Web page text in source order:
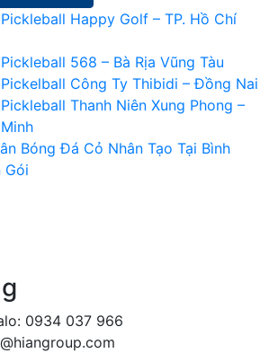
Happy Golf – TP. Hồ Chí
568 – Bà Rịa Vũng Tàu
Công Ty Thibidi – Đồng Nai
Thanh Niên Xung Phong –
Bóng Đá Cỏ Nhân Tạo Tại Bình
Gói
0934 037 966